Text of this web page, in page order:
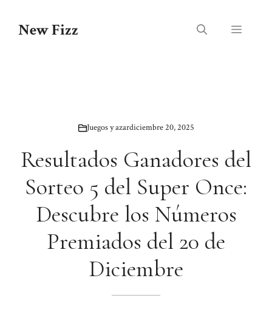
contenidoNew Fizz Menú
Juegos y azardiciembre 20, 2025
Resultados Ganadores del
Sorteo 5 del Super Once:
Descubre los Números
Premiados del 20 de
Diciembre